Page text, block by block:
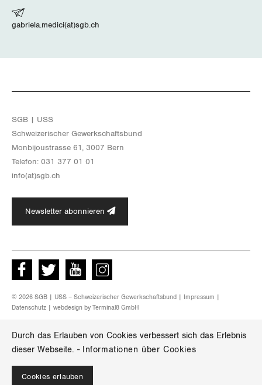
Durch das Erlauben von Cookies verbessert sich das Erlebnis
dieser Webseite. - Informationen über Cookies
Cookies erlauben
gabriela.medici(at)sgb.ch
SGB | USS
Schwei­ze­ri­scher Ge­werk­schafts­bund
Mon­bi­joustras­se 61, 3007 Bern
Te­le­fon: 031 377 01 01
info(at)​sgb.​ch
Newsletter abonnieren
Facebook Twitter Youtube instagram
© 2026 SGB | USS – Schweizerischer Gewerkschaftsbund | Impressum
Datenschutz | webdesign by Terminal8 GmbH